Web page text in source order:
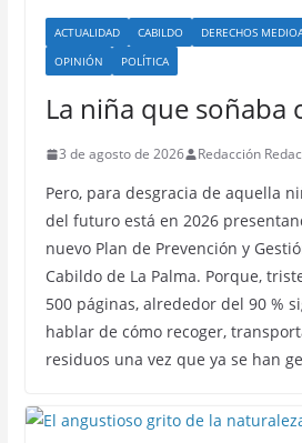
ACTUALIDAD CABILDO DERECHOS
OPINIÓN
POLÍTICA
La niña que soñaba
3 de agosto de 2026 Redacción
Pero, para desgracia de aquella
del futuro está en 2026
nuevo Plan de Prevención y
Cabildo de La Palma. Porque,
500 páginas, alrededor del 90 %
hablar de cómo recoger,
residuos una vez que ya se han